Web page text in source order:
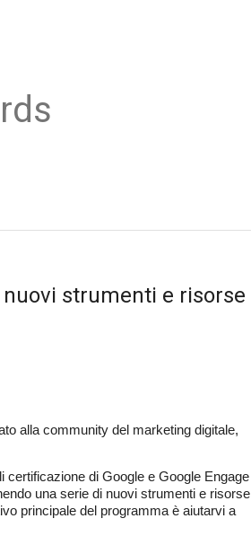
strumenti e risorse
alla community del marketing digitale,
di Google e Google Engage
una serie di nuovi strumenti e risorse
principale del programma è aiutarvi a